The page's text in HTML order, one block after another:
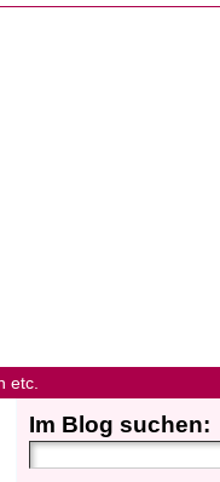
etc.
Im Blog suchen: